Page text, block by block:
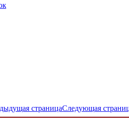
страницаСледующая